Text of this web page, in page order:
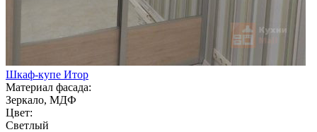
Шкаф-купе Итор
Материал фасада:
Зеркало, МДФ
Цвет:
Светлый